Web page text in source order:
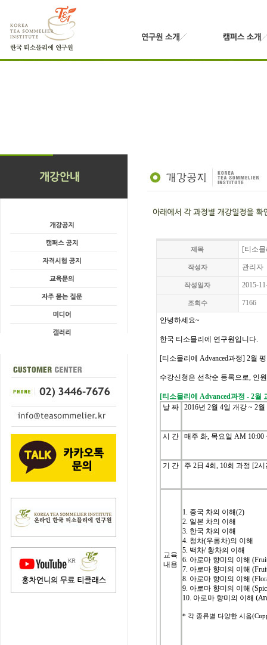
제목 [티소
작성자 관리자
작성일자 2015-
조회수 7166
안녕하세요~
한국 티소믈리에 연구원입니다.
[티소믈리에 Advanced과정] 2월
수강신청은 선착순 등록으로, 인원
[티소믈리에 Advanced과정 - 2월
날 짜 2016년 2월 4일 개강 ~ 2월
시 간 매주 화, 목요일 AM 10:00
기 간 주 2日 4회, 10회 과정 [2시
교육
내용
1. 중국 차의 이해(2)
2. 일본 차의 이해
3. 한국 차의 이해
4. 청차(우롱차)의 이해
5. 백차/황차의 이해
6. 아로마 향미의 이해
7. 아로마 향미의 이해
8. 아로마 향미의 이해
9. 아로마 향미의 이해
10. 아로마 향미의 이해
* 각 종류별 다양한 시음